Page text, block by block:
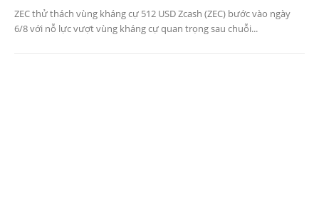
ZEC thử thách vùng kháng cự 512 USD Zcash (ZEC) bước vào ngày
6/8 với nỗ lực vượt vùng kháng cự quan trọng sau chuỗi...